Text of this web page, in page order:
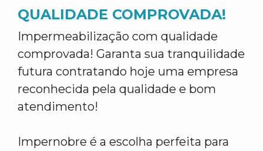
QUALIDADE COMPROVADA!
Impermeabilização com qualidade
comprovada! Garanta sua tranquilidade
futura contratando hoje uma empresa
reconhecida pela qualidade e bom
atendimento!
Impernobre é a escolha perfeita para